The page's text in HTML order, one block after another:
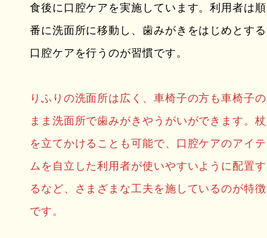
食後に口腔ケアを実施しています。利用者は順
番に洗面所に移動し、歯みがきをはじめとする
口腔ケアを行うのが習慣です。
りふりの洗面所は広く、車椅子の方も車椅子の
まま洗面所で歯みがきやうがいができます。杖
を立てかけることも可能で、口腔ケアのアイテ
ムを自立した利用者が使いやすいように配置す
るなど、さまざまな工夫を施しているのが特徴
です。